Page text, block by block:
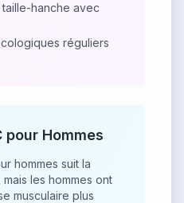
hanche avec
réguliers
Hommes
hommes suit la
les hommes ont
musculaire plus